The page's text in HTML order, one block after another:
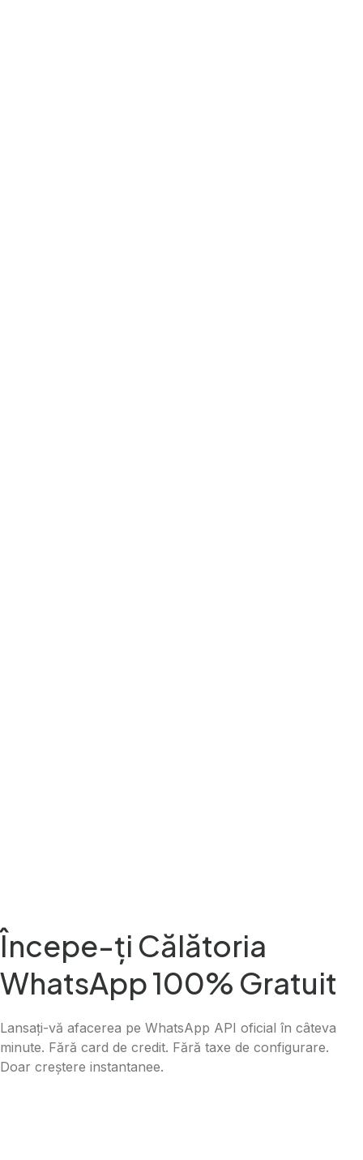
Începe-ți Călătoria
WhatsApp 100% Gratuit
Lansați-vă afacerea pe WhatsApp API oficial în câteva
minute. Fără card de credit. Fără taxe de configurare.
Doar creștere instantanee.